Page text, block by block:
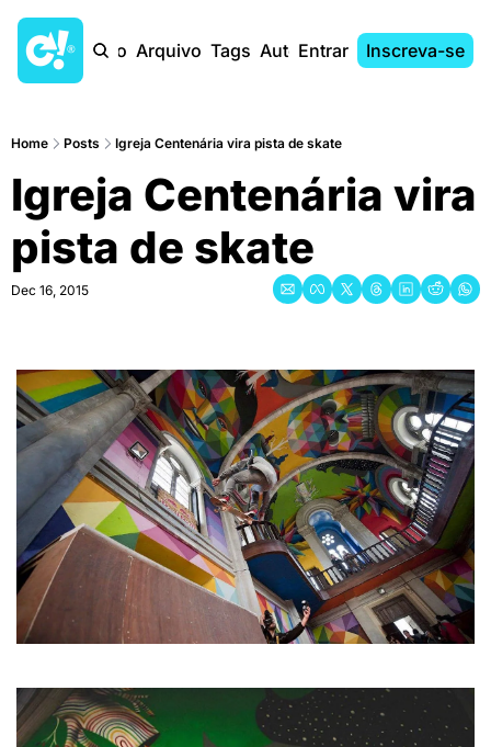
Início Arquivo Tags AutoresEntrar Inscreva-se
Home Posts Igreja Centenária vira pista de skate
Igreja Centenária vira
pista de skate
Dec 16, 2015